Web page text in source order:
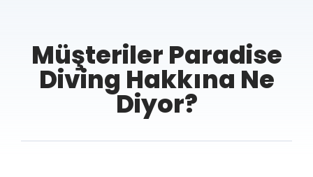
Müşteriler Paradise
Diving Hakkına Ne
Diyor?